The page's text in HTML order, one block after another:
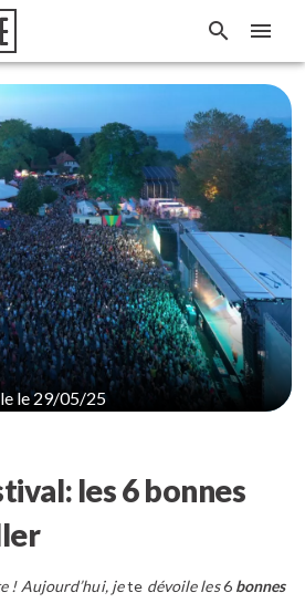
le 29/05/25
les 6 bonnes
! Aujourd’hui, jete dévoile les6bonnes